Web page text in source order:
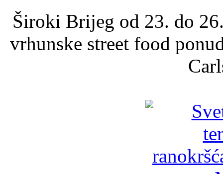
Široki Brijeg od 23. do
vrhunske street food